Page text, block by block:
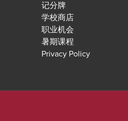
记分牌
学校商店
职业机会
暑期课程
Privacy Policy